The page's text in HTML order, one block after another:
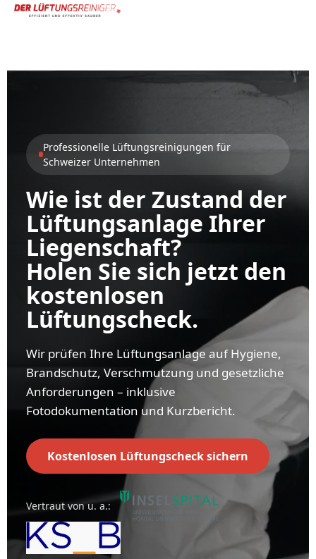
Professionelle Lüftungsreinigungen für
Schweizer Unternehmen
Wie ist der Zustand der
Lüftungsanlage Ihrer
Liegenschaft?
Holen Sie sich jetzt den
kostenlosen
Lüftungscheck.
Wir prüfen Ihre Lüftungsanlage auf Hygiene,
Brandschutz, Verschmutzung und gesetzliche
Anforderungen – inklusive
Fotodokumentation und Kurzbericht.
Kostenlosen Lüftungscheck sichern
Vertraut von u. a.: